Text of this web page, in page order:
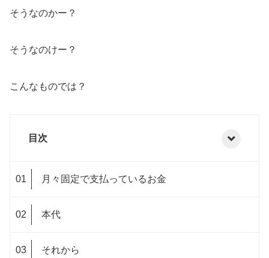
そうなのかー？
そうなのけー？
こんなものでは？
目次
月々固定で支払っているお金
本代
それから